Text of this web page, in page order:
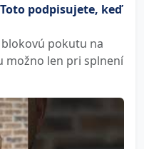
podpisujete, keď
pokutu na
možno len pri splnení